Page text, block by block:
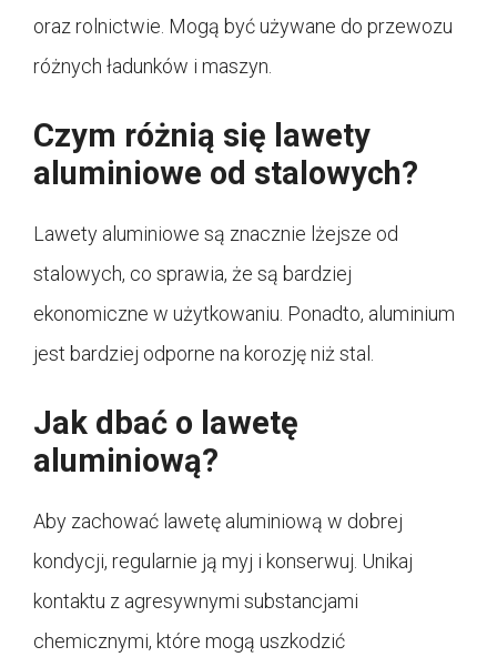
oraz rolnictwie. Mogą być używane do przewozu
różnych ładunków i maszyn.
Czym różnią się lawety
aluminiowe od stalowych?
Lawety aluminiowe są znacznie lżejsze od
stalowych, co sprawia, że są bardziej
ekonomiczne w użytkowaniu. Ponadto, aluminium
jest bardziej odporne na korozję niż stal.
Jak dbać o lawetę
aluminiową?
Aby zachować lawetę aluminiową w dobrej
kondycji, regularnie ją myj i konserwuj. Unikaj
kontaktu z agresywnymi substancjami
chemicznymi, które mogą uszkodzić